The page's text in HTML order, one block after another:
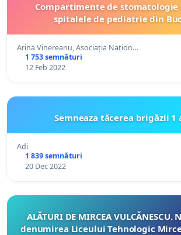
Compartimente de stomatologie
spitalele de pediatrie din
Arina Vinereanu, Asociația Națion…
1 753 semnături
12 Feb 2022
Semneaza tăcerea brigăzii 1
Adi
1 839 semnături
20 Dec 2022
ALĂTURI DE MIRCEA
denumirea Liceului Tehnologic